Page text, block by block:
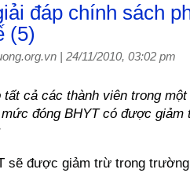
đáp chính sách
(5)
| 24/11/2010, 03:02 pm
tất cả các thành viên trong
đóng BHYT có được giảm
sẽ được giảm trừ trong